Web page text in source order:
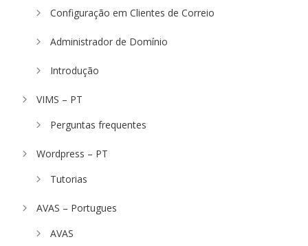
Configuração em Clientes de Correio
Administrador de Domínio
Introdução
VIMS – PT
Perguntas frequentes
Wordpress – PT
Tutorias
AVAS – Portugues
AVAS